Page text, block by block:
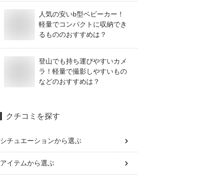
人気の安いb型ベビーカー！
軽量でコンパクトに収納でき
るもののおすすめは？
登山でも持ち運びやすいカメ
ラ！軽量で撮影しやすいもの
などのおすすめは？
クチコミを探す
シチュエーションから選ぶ
アイテムから選ぶ